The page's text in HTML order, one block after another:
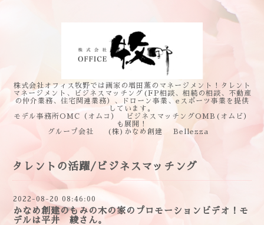
株式会社オフィス牧野では画家の増田薫のマネージメント！タレント
マネージメント、ビジネスマッチング(FP相談、相続の相談、不動産
の仲介業務、住宅関連業務）、ドローン事業、eスポーツ事業を提供
しています。
モデル事務所OMC（オムコ） ビジネスマッチングOMB(オムビ）
も展開！
グループ会社 (株)かなめ創建 Bellezza
タレントの活躍/ビジネスマッチング
2022-08-20 08:46:00
かなめ創建のもみの木の家のプロモーションビデオ！モ
デルは平井 綾さん。